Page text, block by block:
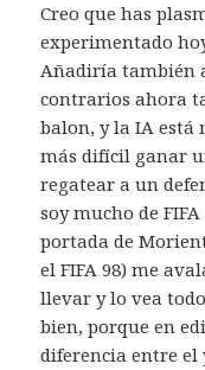
Creo que has
experimentado
Añadiría también
contrarios ahora
balon, y la IA está
más difícil ganar
regatear a un
soy mucho de
portada de
el FIFA 98) me
llevar y lo vea
bien, porque en
diferencia entre el